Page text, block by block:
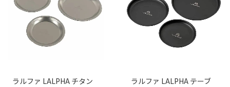
ラルファ LALPHA チタン
ラルファ LALPHA テーブ